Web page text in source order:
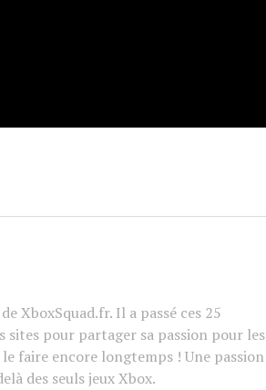
XboxSquad.fr. Il a passé ces 25
sites pour partager sa passion pour les
faire encore longtemps ! Une passion
des seuls jeux Xbox.